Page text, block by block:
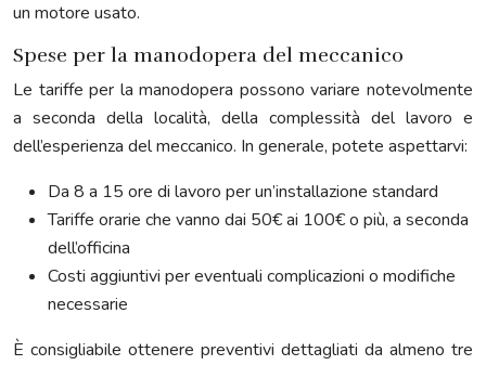
un motore usato.
Spese per la manodopera del meccanico
Le tariffe per la manodopera possono variare notevolmente
a seconda della località, della complessità del lavoro e
dell’esperienza del meccanico. In generale, potete aspettarvi:
Da 8 a 15 ore di lavoro per un’installazione standard
Tariffe orarie che vanno dai 50€ ai 100€ o più, a seconda
dell’officina
Costi aggiuntivi per eventuali complicazioni o modifiche
necessarie
È consigliabile ottenere preventivi dettagliati da almeno tre